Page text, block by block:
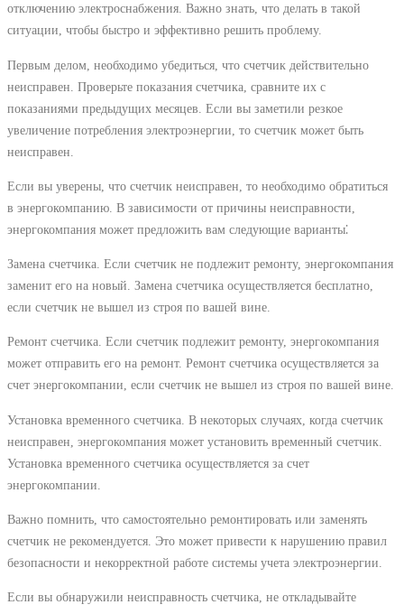
отключению электроснабжения. Важно знать, что делать в такой
ситуации, чтобы быстро и эффективно решить проблему.
Первым делом, необходимо убедиться, что счетчик действительно
неисправен. Проверьте показания счетчика, сравните их с
показаниями предыдущих месяцев. Если вы заметили резкое
увеличение потребления электроэнергии, то счетчик может быть
неисправен.
Если вы уверены, что счетчик неисправен, то необходимо обратиться
в энергокомпанию. В зависимости от причины неисправности,
энергокомпания может предложить вам следующие варианты⁚
Замена счетчика. Если счетчик не подлежит ремонту, энергокомпания
заменит его на новый. Замена счетчика осуществляется бесплатно,
если счетчик не вышел из строя по вашей вине.
Ремонт счетчика. Если счетчик подлежит ремонту, энергокомпания
может отправить его на ремонт. Ремонт счетчика осуществляется за
счет энергокомпании, если счетчик не вышел из строя по вашей вине.
Установка временного счетчика. В некоторых случаях, когда счетчик
неисправен, энергокомпания может установить временный счетчик.
Установка временного счетчика осуществляется за счет
энергокомпании.
Важно помнить, что самостоятельно ремонтировать или заменять
счетчик не рекомендуется. Это может привести к нарушению правил
безопасности и некорректной работе системы учета электроэнергии.
Если вы обнаружили неисправность счетчика, не откладывайте